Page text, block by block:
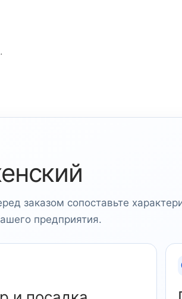
заказом сопоставьте
предприятия.